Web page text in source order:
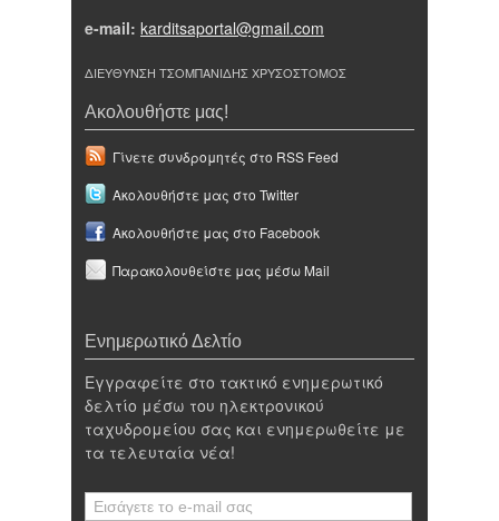
e-mail: karditsaportal@gmail.com
ΔΙΕΥΘΥΝΣΗ ΤΣΟΜΠΑΝΙΔΗΣ ΧΡΥΣΟΣΤΟΜΟΣ
Ακολουθήστε μας!
Γίνετε συνδρομητές στο RSS Feed
Ακολουθήστε μας στο Twitter
Ακολουθήστε μας στο Facebook
Παρακολουθείστε μας μέσω Mail
Ενημερωτικό Δελτίο
Εγγραφείτε στο τακτικό ενημερωτικό
δελτίο μέσω του ηλεκτρονικού
ταχυδρομείου σας και ενημερωθείτε με
τα τελευταία νέα!